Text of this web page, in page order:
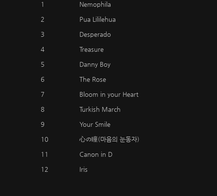
1 Nemophila
2 Pua Lililehua
3 Desperado
4 Treasure
5 Danny Boy
6 The Rose
7 Bloom in your Heart
8 Turkish March
9 Your Smile
10 心の瞳(마음의 눈동자)
11 Canon in D
12 Iris